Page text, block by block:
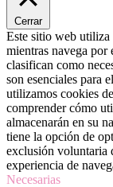
Cerrar
Este sitio web utiliza
mientras navega por
clasifican como
son esenciales para
utilizamos cookies
comprender cómo
almacenarán en su
tiene la opción de
exclusión voluntaria
experiencia de
Necesarias